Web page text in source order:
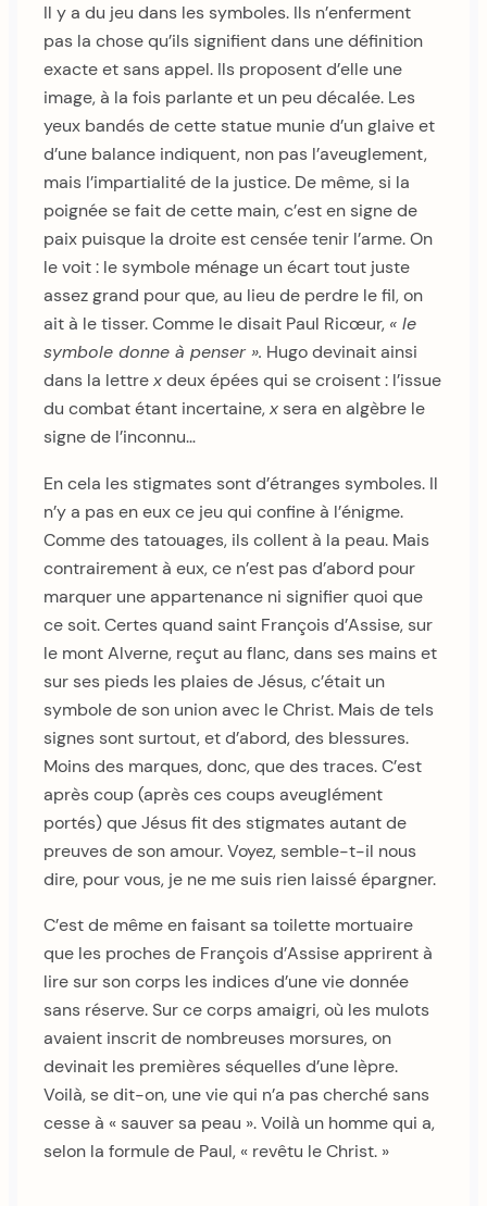
Il y a du jeu dans les symboles. Ils n’enferment
pas la chose qu’ils signifient dans une définition
exacte et sans appel. Ils proposent d’elle une
image, à la fois parlante et un peu décalée. Les
yeux bandés de cette statue munie d’un glaive et
d’une balance indiquent, non pas l’aveuglement,
mais l’impartialité de la justice. De même, si la
poignée se fait de cette main, c’est en signe de
paix puisque la droite est censée tenir l’arme. On
le voit : le symbole ménage un écart tout juste
assez grand pour que, au lieu de perdre le fil, on
ait à le tisser. Comme le disait Paul Ricœur, « le
symbole donne à penser ». Hugo devinait ainsi
dans la lettrexdeux épées qui se croisent : l’issue
du combat étant incertaine,x sera en algèbre le
signe de l’inconnu…
En cela les stigmates sont d’étranges symboles. Il
n’y a pas en eux ce jeu qui confine à l’énigme.
Comme des tatouages, ils collent à la peau. Mais
contrairement à eux, ce n’est pas d’abord pour
marquer une appartenance ni signifier quoi que
ce soit. Certes quand saint François d’Assise, sur
le mont Alverne, reçut au flanc, dans ses mains et
sur ses pieds les plaies de Jésus, c’était un
symbole de son union avec le Christ. Mais de tels
signes sont surtout, et d’abord, des blessures.
Moins des marques, donc, que des traces. C’est
après coup (après ces coups aveuglément
portés) que Jésus fit des stigmates autant de
preuves de son amour. Voyez, semble-t-il nous
dire, pour vous, je ne me suis rien laissé épargner.
C’est de même en faisant sa toilette mortuaire
que les proches de François d’Assise apprirent à
lire sur son corps les indices d’une vie donnée
sans réserve. Sur ce corps amaigri, où les mulots
avaient inscrit de nombreuses morsures, on
devinait les premières séquelles d’une lèpre.
Voilà, se dit-on, une vie qui n’a pas cherché sans
cesse à « sauver sa peau ». Voilà un homme qui a,
selon la formule de Paul, « revêtu le Christ. »